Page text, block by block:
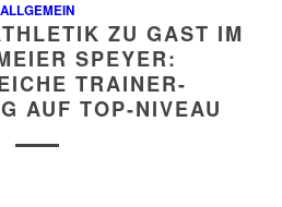
ALLGEMEIN
ZU GAST IM
SPEYER:
TRAINER-
AUF TOP-NIVEAU